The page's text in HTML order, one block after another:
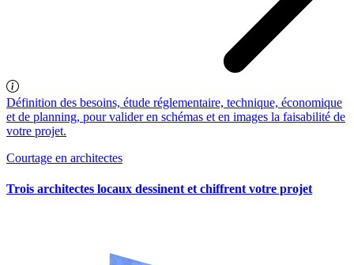
Définition des besoins, étude réglementaire, technique, économique
et de planning, pour valider en schémas et en images la faisabilité de
votre projet.
Courtage en architectes
Trois architectes locaux dessinent et chiffrent votre projet